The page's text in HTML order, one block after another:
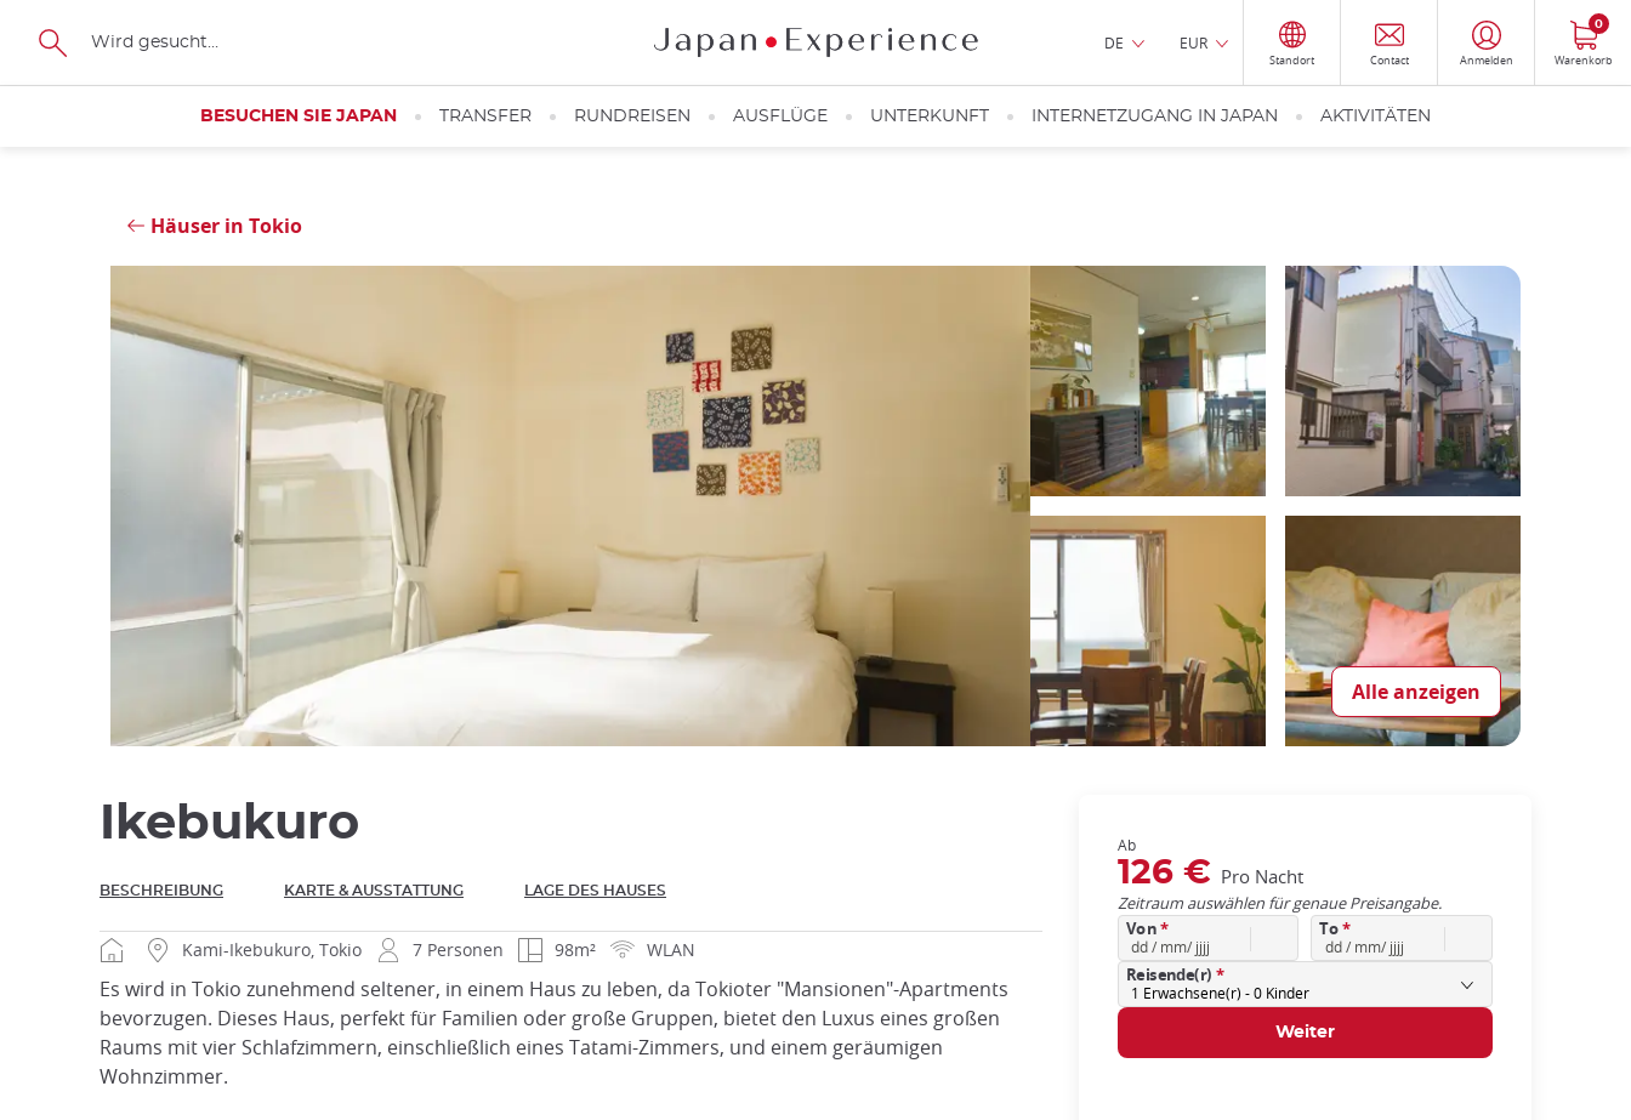
Größe
DE EUR
Standort Contact Anmelden Warenkorb
0
BESUCHEN SIE JAPAN TRANSFER RUNDREISEN AUSFLÜGE UNTERKUNFT INTERNETZUGANG IN JAPAN AKTIVITÄTEN
Häuser in Tokio
Alle anzeigen
Schließen
Ikebukuro
BESCHREIBUNG KARTE & AUSSTATTUNG LAGE DES HAUSES
Kami-Ikebukuro, Tokio 7 Personen 98m² WLAN
Es wird in Tokio zunehmend seltener, in einem Haus zu leben, da Tokioter "Mansionen"-Apartments
bevorzugen. Dieses Haus, perfekt für Familien oder große Gruppen, bietet den Luxus eines großen
Raums mit vier Schlafzimmern, einschließlich eines Tatami-Zimmers, und einem geräumigen
Wohnzimmer.
Ab
126 € Pro Nacht
Zeitraum auswählen für genaue Preisangabe.
Von* To*
1 Erwachsene(r) -0 Kinder
Reisende(r) *